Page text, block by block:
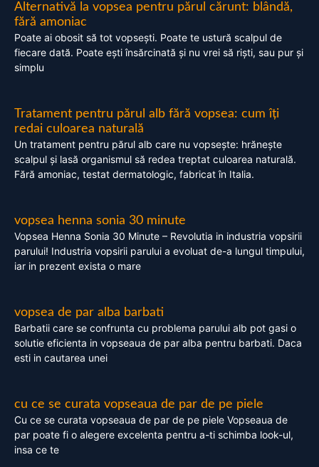
Alternativă la vopsea pentru părul cărunt: blândă,
fără amoniac
Poate ai obosit să tot vopsești. Poate te ustură scalpul de
fiecare dată. Poate ești însărcinată și nu vrei să riști, sau pur și
simplu
Tratament pentru părul alb fără vopsea: cum îți
redai culoarea naturală
Un tratament pentru părul alb care nu vopsește: hrănește
scalpul și lasă organismul să redea treptat culoarea naturală.
Fără amoniac, testat dermatologic, fabricat în Italia.
vopsea henna sonia 30 minute
Vopsea Henna Sonia 30 Minute – Revolutia in industria vopsirii
parului! Industria vopsirii parului a evoluat de-a lungul timpului,
iar in prezent exista o mare
vopsea de par alba barbati
Barbatii care se confrunta cu problema parului alb pot gasi o
solutie eficienta in vopseaua de par alba pentru barbati. Daca
esti in cautarea unei
cu ce se curata vopseaua de par de pe piele
Cu ce se curata vopseaua de par de pe piele Vopseaua de
par poate fi o alegere excelenta pentru a-ti schimba look-ul,
insa ce te